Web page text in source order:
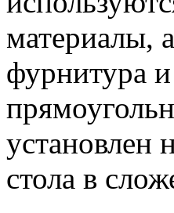
материалы,
фурнитура
установлен
стола в